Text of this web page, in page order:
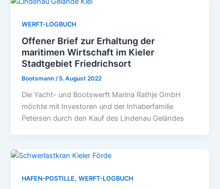
WERFT-LOGBUCH
Offener Brief zur Erhaltung der
maritimen Wirtschaft im Kieler
Stadtgebiet Friedrichsort
Bootsmann/ 5. August 2022
Die Yacht- und Bootswerft Marina Rathje GmbH
möchte mit Investoren und der Inhaberfamilie
Petersen durch den Kauf des Lindenau Geländes
HAFEN-POSTILLE,WERFT-LOGBUCH